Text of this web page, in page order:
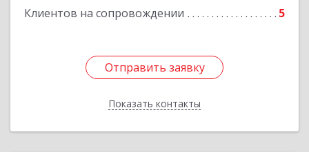
Клиентов на сопровождении 5
Отправить заявку
Показать контакты
Отправить заявку
Назад